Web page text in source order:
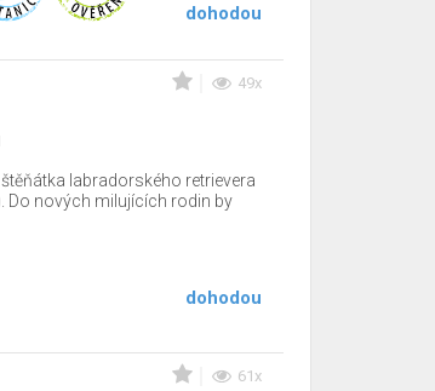
dohodou
49x
labradorského retrievera
Do nových milujících rodin by
dohodou
61x